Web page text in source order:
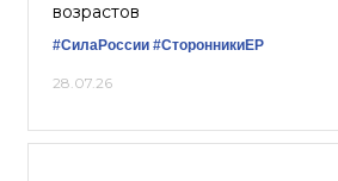
возрастов
#СилаРоссии #СторонникиЕР
28.07.26